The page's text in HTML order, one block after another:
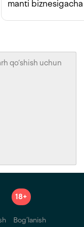
manti biznesigacha
18+
Bog‘lanish